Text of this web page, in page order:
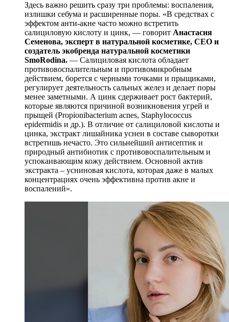
Здесь важно решить сразу три проблемы: воспаления,
излишки себума и расширенные поры. «В средствах с
эффектом анти-акне часто можно встретить
салициловую кислоту и цинк, — говорит Анастасия
Семенова, эксперт в натуральной косметике, СЕО и
создатель экобренда натуральной косметики
SmoRodina. — Салициловая кислота обладает
противовоспалительным и противомикробным
действием, борется с черными точками и прыщиками,
регулирует деятельность сальных желез и делает поры
менее заметными. А цинк сдерживает рост бактерий,
которые являются причиной возникновения угрей и
прыщей (Propionibacterium acnes, Staphylococcus
epidermidis и др.). В отличие от салициловой кислоты и
цинка, экстракт лишайника уснеи в составе сыворотки
встретишь нечасто. Это сильнейший антисептик и
природный антибиотик с противовоспалительным и
успокаивающим кожу действием. Основной актив
экстракта – усниновая кислота, которая даже в малых
концентрациях очень эффективна против акне и
воспалений».